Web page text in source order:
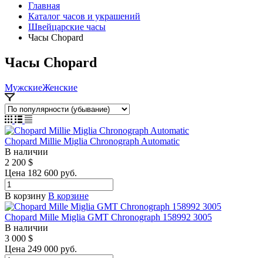
Главная
Каталог часов и украшений
Швейцарские часы
Часы Chopard
Часы Chopard
МужскиеЖенские
Chopard Millie Miglia Chronograph Automatic
В наличии
2 200 $
Цена 182 600 руб.
В корзину В корзине
Chopard Mille Miglia GMT Chronograph 158992 3005
В наличии
3 000 $
Цена 249 000 руб.